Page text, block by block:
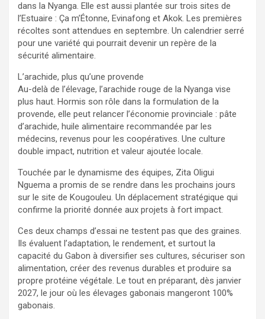
dans la Nyanga. Elle est aussi plantée sur trois sites de
l’Estuaire : Ça m’Étonne, Evinafong et Akok. Les premières
récoltes sont attendues en septembre. Un calendrier serré
pour une variété qui pourrait devenir un repère de la
sécurité alimentaire.
L’arachide, plus qu’une provende
Au-delà de l’élevage, l’arachide rouge de la Nyanga vise
plus haut. Hormis son rôle dans la formulation de la
provende, elle peut relancer l’économie provinciale : pâte
d’arachide, huile alimentaire recommandée par les
médecins, revenus pour les coopératives. Une culture
double impact, nutrition et valeur ajoutée locale.
Touchée par le dynamisme des équipes, Zita Oligui
Nguema a promis de se rendre dans les prochains jours
sur le site de Kougouleu. Un déplacement stratégique qui
confirme la priorité donnée aux projets à fort impact.
Ces deux champs d’essai ne testent pas que des graines.
Ils évaluent l’adaptation, le rendement, et surtout la
capacité du Gabon à diversifier ses cultures, sécuriser son
alimentation, créer des revenus durables et produire sa
propre protéine végétale. Le tout en préparant, dès janvier
2027, le jour où les élevages gabonais mangeront 100%
gabonais.